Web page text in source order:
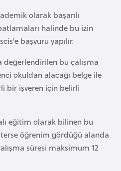
olarak başarılı
halinde bu izin
başvuru yapılır.
bu çalışma
okuldan alacağı belge ile
bir işveren için belirli
eğitim olarak bilinen bu
öğrenim gördüğü alanda
süresi maksimum 12